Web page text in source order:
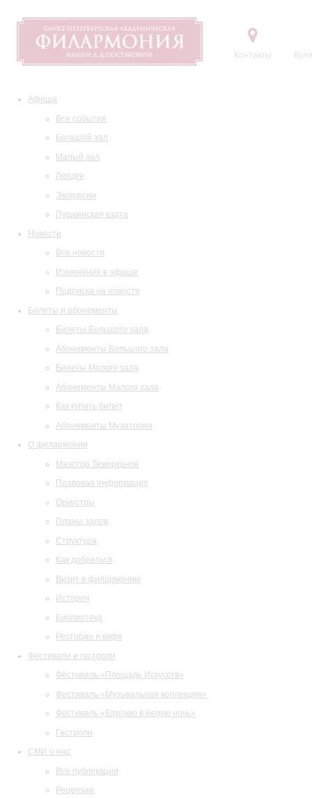
Контакты
Афиша
Все события
Большой зал
Малый зал
Лекции
Экскурсии
Пушкинская карта
Новости
Все новости
Изменения в афише
Подписка на новости
Билеты и абонементы
Билеты Большого зала
Абонементы Большого зала
Билеты Малого зала
Абонементы Малого зала
Как купить билет
Абонементы Музитория
О филармонии
Маэстро Темирканов
Правовая информация
Оркестры
Планы залов
Структура
Как добраться
Визит в филармонию
История
Библиотека
Ресторан и кафе
Фестивали и гастроли
Фестиваль «Площадь Искусств»
Фестиваль «Музыкальная коллекция»
Фестиваль «Барокко в белую ночь»
Гастроли
СМИ о нас
Все публикации
Рецензии